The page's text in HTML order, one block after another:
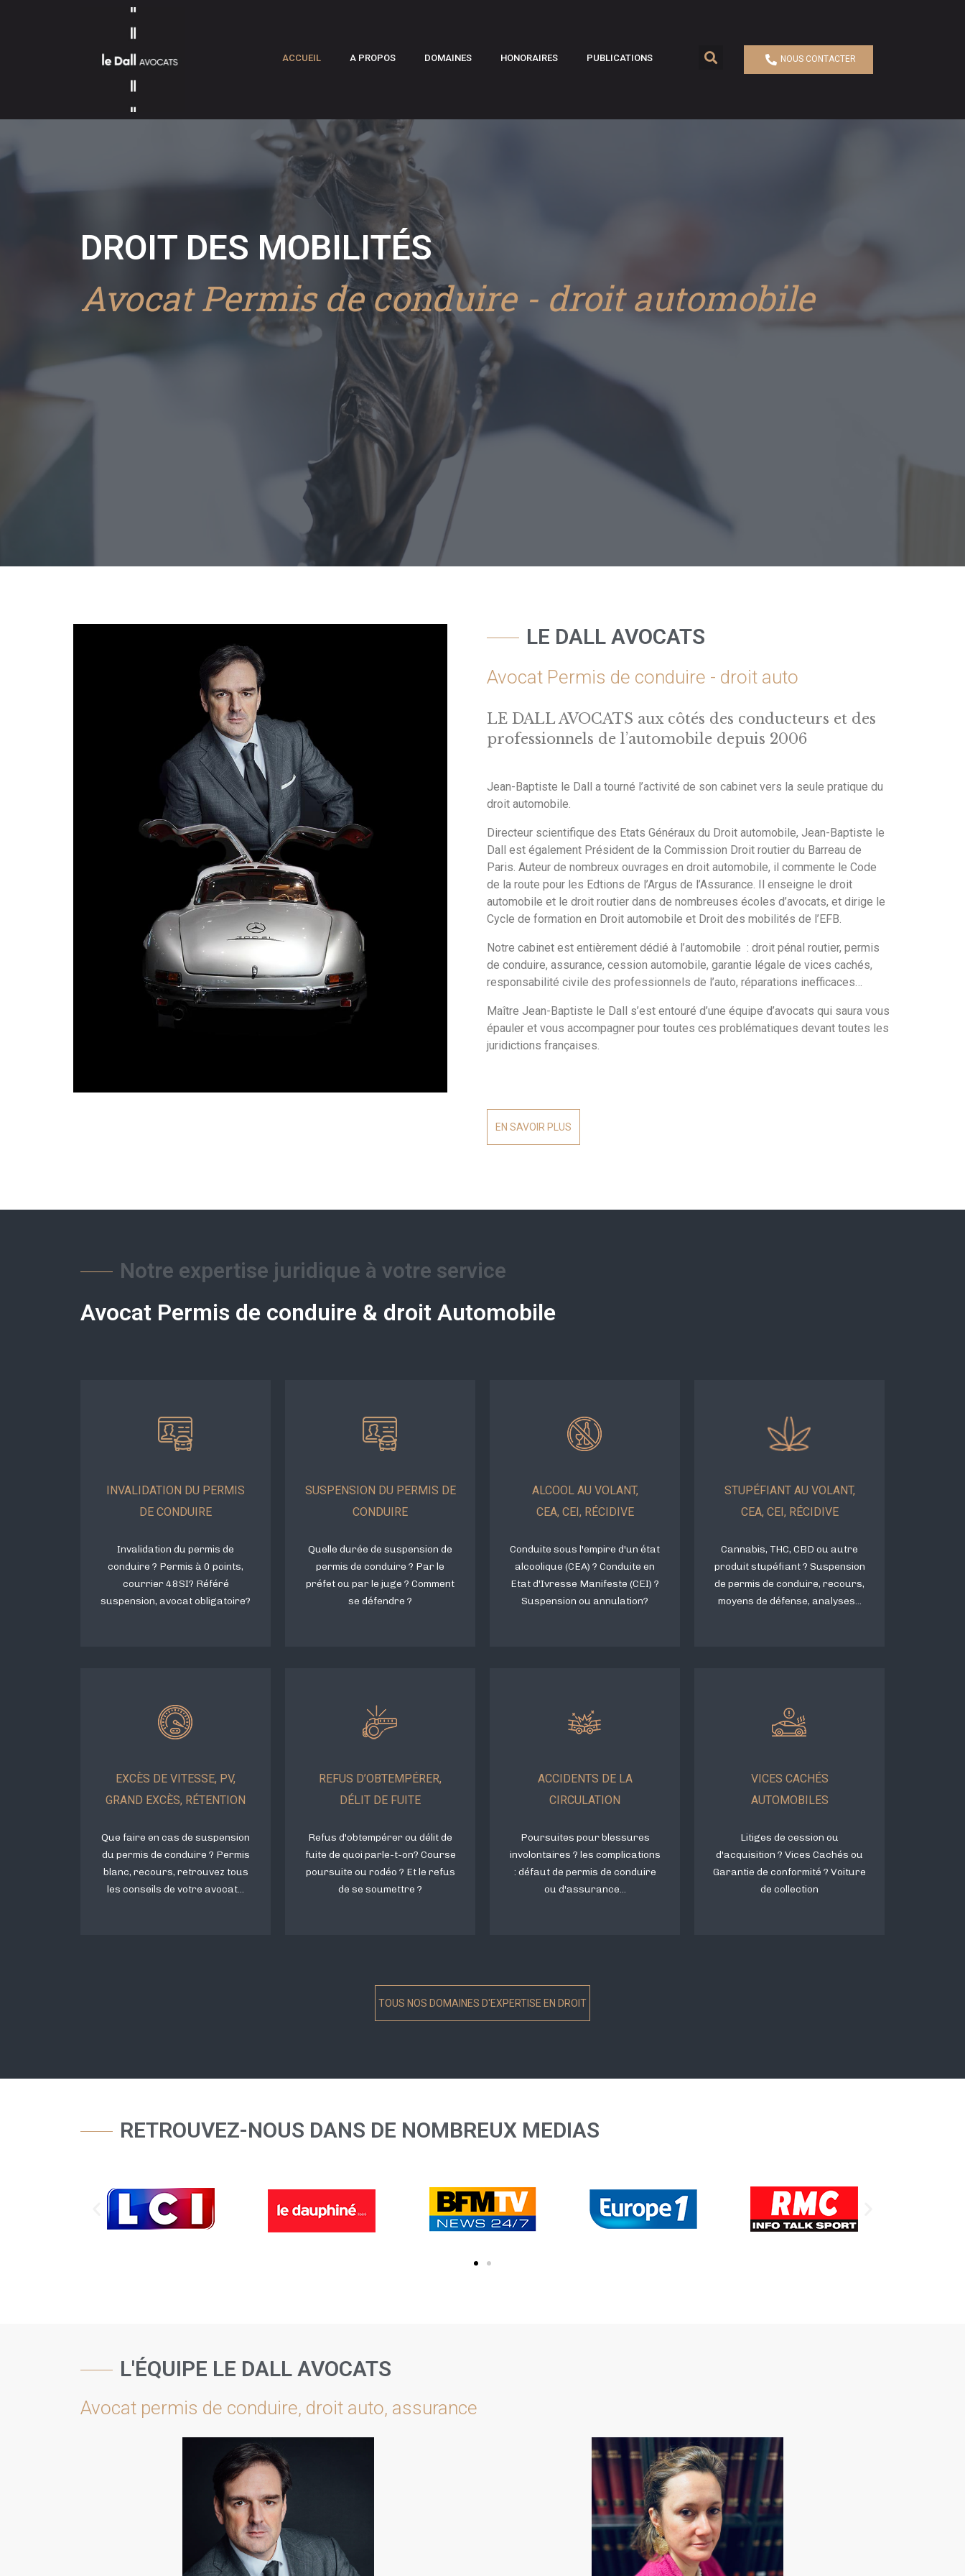
ACCUEIL A PROPOS DOMAINES HONORAIRES PUBLICATIONS NOUS CONTACTER
DROIT DES MOBILITÉS
Avocat Permis de conduire - droit automobile
LE DALL AVOCATS
Avocat Permis de conduire - droit auto
LE DALL AVOCATS aux côtés des conducteurs et des
professionnels de l’automobile depuis 2006
Jean-Baptiste le Dall a tourné l’activité de son cabinet vers la seule pratique du
droit automobile.
Directeur scientifique des Etats Généraux du Droit automobile, Jean-Baptiste le
Dall est également Président de la Commission Droit routier du Barreau de
Paris. Auteur de nombreux ouvrages en droit automobile, il commente le Code
de la route pour les Edtions de l’Argus de l’Assurance. Il enseigne le droit
automobile et le droit routier dans de nombreuses écoles d’avocats, et dirige le
Cycle de formation en Droit automobile et Droit des mobilités de l’EFB.
Notre cabinet est entièrement dédié à l’automobile : droit pénal routier, permis
de conduire, assurance, cession automobile, garantie légale de vices cachés,
responsabilité civile des professionnels de l’auto, réparations inefficaces…
Maître Jean-Baptiste le Dall s’est entouré d’une équipe d’avocats qui saura vous
épauler et vous accompagner pour toutes ces problématiques devant toutes les
juridictions françaises.
EN SAVOIR PLUS
Notre expertise juridique à votre service
Avocat Permis de conduire & droit Automobile
INVALIDATION DU PERMIS
DE CONDUIRE
Invalidation du permis de
conduire ? Permis à 0 points,
courrier 48SI? Référé
suspension, avocat obligatoire?
SUSPENSION DU PERMIS DE
CONDUIRE
Quelle durée de suspension de
permis de conduire ? Par le
préfet ou par le juge ? Comment
se défendre ?
ALCOOL AU VOLANT,
CEA, CEI, RÉCIDIVE
Conduite sous l'empire d'un état
alcoolique (CEA) ? Conduite en
Etat d'Ivresse Manifeste (CEI) ?
Suspension ou annulation?
STUPÉFIANT AU VOLANT,
CEA, CEI, RÉCIDIVE
Cannabis, THC, CBD ou autre
produit stupéfiant ? Suspension
de permis de conduire, recours,
moyens de défense, analyses...
EXCÈS DE VITESSE, PV,
GRAND EXCÈS, RÉTENTION
Que faire en cas de suspension
du permis de conduire ? Permis
blanc, recours, retrouvez tous
les conseils de votre avocat...
REFUS D’OBTEMPÉRER,
DÉLIT DE FUITE
Refus d'obtempérer ou délit de
fuite de quoi parle-t-on? Course
poursuite ou rodéo ? Et le refus
de se soumettre ?
ACCIDENTS DE LA
CIRCULATION
Poursuites pour blessures
involontaires ? les complications
: défaut de permis de conduire
ou d'assurance...
VICES CACHÉS
AUTOMOBILES
Litiges de cession ou
d'acquisition ? Vices Cachés ou
Garantie de conformité ? Voiture
de collection
TOUS NOS DOMAINES D'EXPERTISE EN DROIT
RETROUVEZ-NOUS DANS DE NOMBREUX MEDIAS
L'ÉQUIPE LE DALL AVOCATS
Avocat permis de conduire, droit auto, assurance